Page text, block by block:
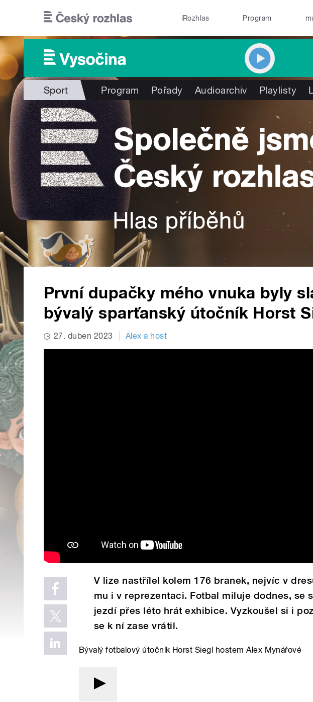
iRozhlas Program
Sport Program Pořady Audioarchiv Playlisty
První dupačky mého vnuka byly
bývalý sparťanský útočník Horst
27. duben 2023 Alex a host
V lize nastřílel kolem 176 branek, nejvíc v
mu i v reprezentaci. Fotbal miluje dodnes, se
jezdí přes léto hrát exhibice. Vyzkoušel si i
se k ní zase vrátil.
Bývalý fotbalový útočník Horst Siegl hostem Alex Mynářové